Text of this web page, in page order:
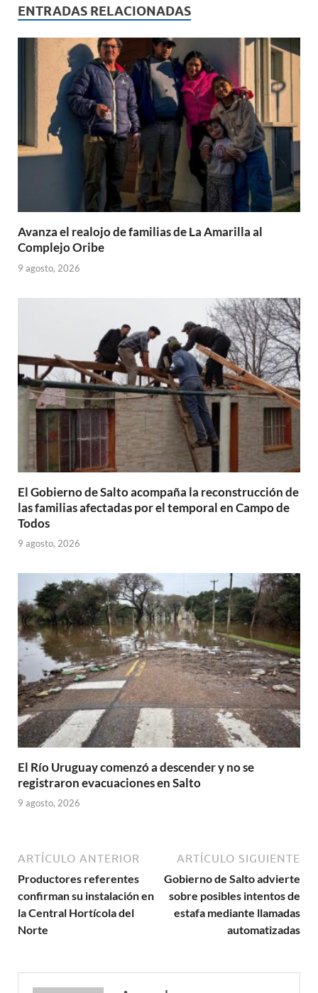
s
A
b
o
o
k
p
ar
ti
r
ENTRADAS RELACIONADAS
Avanza el realojo de familias de La Amarilla al
Complejo Oribe
9 agosto, 2026
El Gobierno de Salto acompaña la reconstrucción de
las familias afectadas por el temporal en Campo de
Todos
9 agosto, 2026
El Río Uruguay comenzó a descender y no se
registraron evacuaciones en Salto
9 agosto, 2026
ARTÍCULO ANTERIOR
Productores referentes
confirman su instalación en
la Central Hortícola del
Norte
ARTÍCULO SIGUIENTE
Gobierno de Salto advierte
sobre posibles intentos de
estafa mediante llamadas
automatizadas